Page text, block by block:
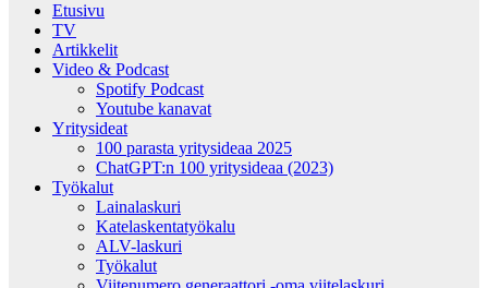
Etusivu
TV
Artikkelit
Video & Podcast
Spotify Podcast
Youtube kanavat
Yritysideat
100 parasta yritysideaa 2025
ChatGPT:n 100 yritysideaa (2023)
Työkalut
Lainalaskuri
Katelaskentatyökalu
ALV-laskuri
Työkalut